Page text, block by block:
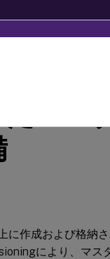
マス
に作成および格納
により、マス